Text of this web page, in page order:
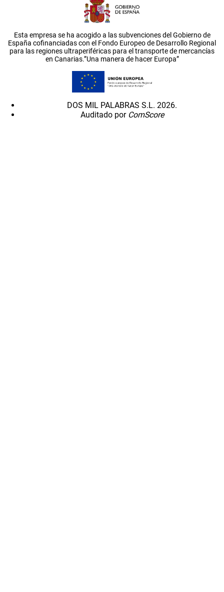
Esta empresa se ha acogido a las subvenciones del Gobierno de
España cofinanciadas con el Fondo Europeo de Desarrollo Regional
para las regiones ultraperiféricas para el transporte de mercancías
en Canarias.”Una manera de hacer Europa”
DOS MIL PALABRAS S.L. 2026.
Auditado por ComScore